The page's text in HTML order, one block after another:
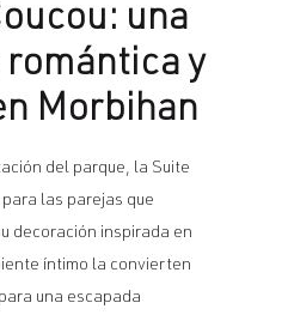
una
romántica y
Morbihan
del parque, la Suite
las parejas que
decoración inspirada en
íntimo la convierten
una escapada